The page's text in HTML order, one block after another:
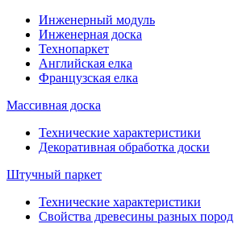
Инженерный модуль
Инженерная доска
Технопаркет
Английская елка
Французская елка
Массивная доска
Технические характеристики
Декоративная обработка доски
Штучный паркет
Технические характеристики
Свойства древесины разных пород